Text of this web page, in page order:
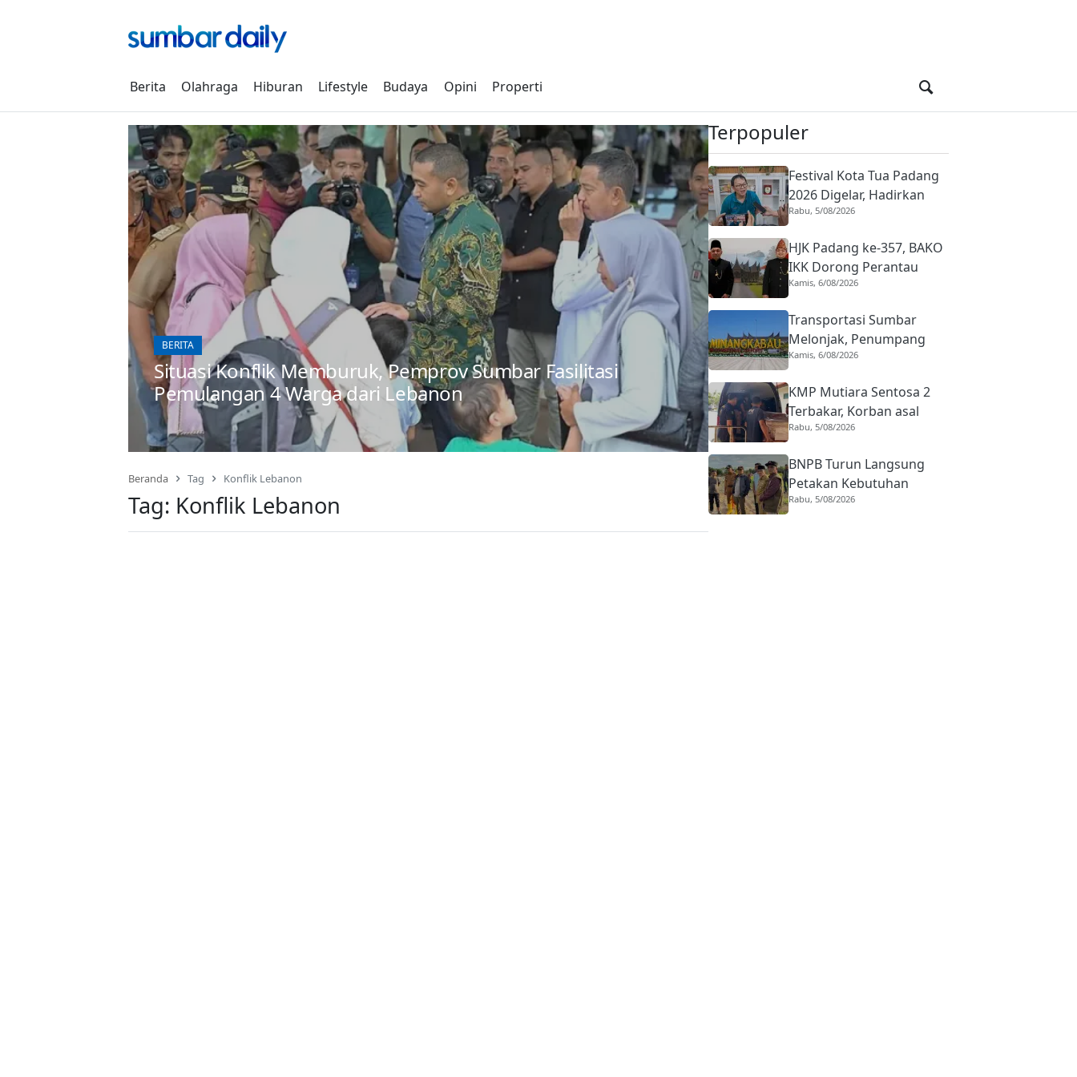
Berita Olahraga Hiburan Lifestyle Budaya Opini Properti
BERITA
Situasi Konflik Memburuk, Pemprov Sumbar Fasilitasi
Pemulangan 4 Warga dari Lebanon
Beranda Tag Konflik Lebanon
Tag: Konflik Lebanon
Terpopuler
Festival Kota Tua Padang
2026 Digelar, Hadirkan
Peserta Barongsai dari
Rabu, 5/08/2026
HJK Padang ke-357, BAKO
IKK Dorong Perantau
Perkuat Budaya hingga
Kamis, 6/08/2026
Transportasi Sumbar
Melonjak, Penumpang
Pesawat Domestik dari
Persen
Kamis, 6/08/2026
KMP Mutiara Sentosa 2
Terbakar, Korban asal
Sumbar Rino Eka Putra
Rabu, 5/08/2026
BNPB Turun Langsung
Petakan Kebutuhan
Penanganan Pasca Banjir
Rabu, 5/08/2026